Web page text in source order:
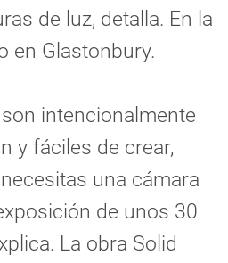
de luz, detalla. En la
en Glastonbury.
intencionalmente
y fáciles de crear,
necesitas una cámara
de unos 30
La obra Solid